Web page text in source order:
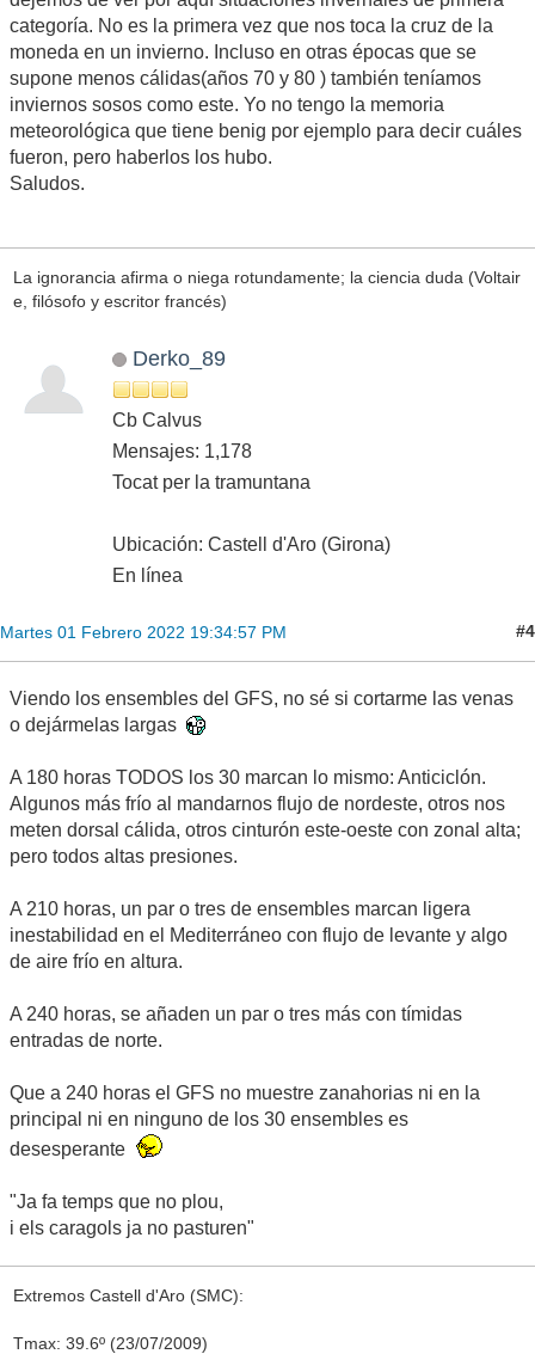
categoría. No es la primera vez que nos toca la cruz de la
moneda en un invierno. Incluso en otras épocas que se
supone menos cálidas(años 70 y 80 ) también teníamos
inviernos sosos como este. Yo no tengo la memoria
meteorológica que tiene benig por ejemplo para decir cuáles
fueron, pero haberlos los hubo.
Saludos.
La ignorancia afirma o niega rotundamente; la ciencia duda (Voltair
e, filósofo y escritor francés)
Derko_89
Cb Calvus
Mensajes: 1,178
Tocat per la tramuntana
Ubicación: Castell d'Aro (Girona)
En línea
Martes 01 Febrero 2022 19:34:57 PM #4
Viendo los ensembles del GFS, no sé si cortarme las venas
o dejármelas largas
A 180 horas TODOS los 30 marcan lo mismo: Anticiclón.
Algunos más frío al mandarnos flujo de nordeste, otros nos
meten dorsal cálida, otros cinturón este-oeste con zonal alta;
pero todos altas presiones.
A 210 horas, un par o tres de ensembles marcan ligera
inestabilidad en el Mediterráneo con flujo de levante y algo
de aire frío en altura.
A 240 horas, se añaden un par o tres más con tímidas
entradas de norte.
Que a 240 horas el GFS no muestre zanahorias ni en la
principal ni en ninguno de los 30 ensembles es
desesperante
"Ja fa temps que no plou,
i els caragols ja no pasturen"
Extremos Castell d'Aro (SMC):
Tmax: 39.6º (23/07/2009)